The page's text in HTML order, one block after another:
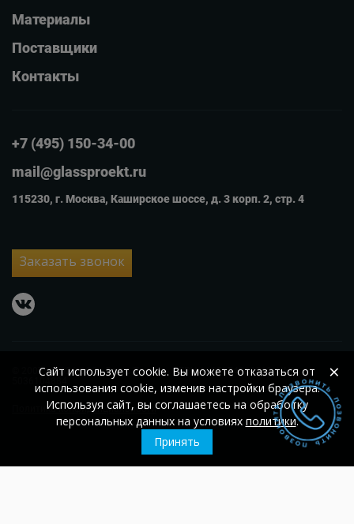
Материалы
Поставщики
Контакты
+7 (495) 150-34-00
mail@glassproekt.ru
115230, г. Москва, Каширское шоссе, д. 3 корп. 2, стр. 4
Заказать звонок
vkontakte
© 2007 – 2026 ООО «Гласс Проект» ОГРН 1105074002560; ИНН
Политика конфиденциальности
Сайт использует cookie. Вы можете отказаться от
использования cookie, изменив настройки браузера.
Используя сайт, вы соглашаетесь на обработку
персональных данных на условиях политики.
Принять
×